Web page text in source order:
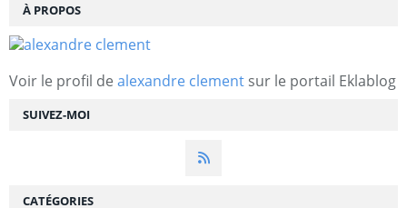
SUIVEZ-MOI
À PROPOS
Voir le profil de alexandre clement sur le portail Eklablog
CATÉGORIES